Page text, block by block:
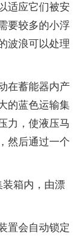
适应它们被安
要较多的小浮
波浪可以处理
在蓄能器内产
的蓝色运输集
力，使液压马
然后通过一个
装箱内，由漂
置会自动锁定